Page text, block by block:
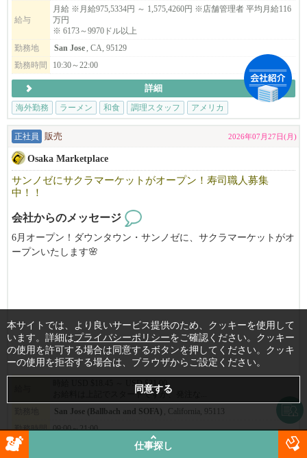
アメリカへ、世界進出のチャンスを掴みませんか？業務拡大に伴
い、米国で活躍する仲間を大募集します！⇨ ⇨
▶︎こんな方は、まずはご応募してみてください。
日本在住でアメリカでの飲食業の大成功を夢見ている方。米国在
住者で転職をお考えの方。
▶︎弊社の特徴
皆さんが年に1度は2週間程度の帰国やバケーションを楽しんでま
す！
「ええっ！そんなに休み取れるんですか？と驚かれる事も多いで
す。」（笑）
当社ブランドで働​く店舗管理者の平均年収は約1​,402万円（日本人
スタッフ平均月給​116.9万円）。
​※為替レート $1=¥158 （2026年3月換算）
により算出
※要項に明記されている給与は平均です。実際に平均以上取得し
ている方は管理者数の半分弱です。
おかげさまで大変多くのお問合せを頂いております。
職務経歴や履歴書については、なるべく詳細を明記して頂けると
選考確率がグンっと上がります！
━━━━━━━━━━━━━━━━━━━━
給与
月給 ※月給975,5334円 ～ 1,575,4260円 ※店舗管理者 平均月給116
万円
※ 6173～9970ドル以上
勤務地
San Jose , CA, 95129
勤務時間
10:30～22:00
詳細
海外勤務
ラーメン 和食 調理スタッフ アメリカ
正社員 販売 2026年07月27日(月)
Osaka Marketplace
サンノゼにサクラマーケットがオープン！寿司職人募集
中！！
会社からのメッセージ
6月オープン！ダウンタウン・サンノゼに、サクラマーケットがオ
ープンいたします🌸
サクラマーケットでは厳選された寿司ビュッフェ、DIY即席ラー
メン、日本酒&ビールバー、そして抹茶ドリンク店も併設しま
す。
新鮮な弁当やおにぎりから、お気に入りの日本のスナックやドリ
新店舗で一緒に働きませんか？？
【San Jose 店】
184 S Market St, Suite 120
時給 USD $18.45 ～ USD $21.00
お給料は上記でスタートですが、発注な...
San Jose (Ballbach and SOFA) , California, 95113
勤務時間 09:00～21:00
詳細
仕事探し
本サイトでは、より良いサービス提供のため、クッキーを使用して
います。詳細はプライバシーポリシーをご確認ください。クッキー
の使用を許可する場合は同意するボタンを押してください。クッキ
ーの使用を拒否する場合は、ブラウザからご設定ください。